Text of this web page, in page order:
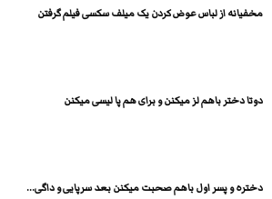
مخفیانه از لباس عوض کردن یک میلف سکسی فیلم گرفتن
دوتا دختر باهم لز میکنن و برای هم پا لیسی میکنن
دختره و پسر اول باهم صحبت میکنن بعد سرپایی و داگی...